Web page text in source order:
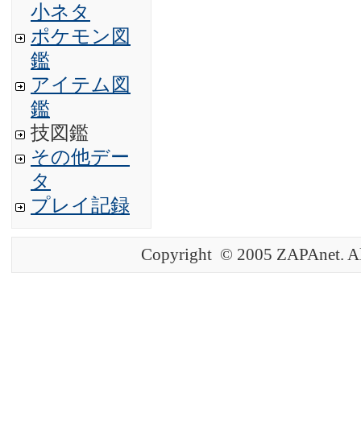
小ネタ
ポケモン図
鑑
アイテム図
鑑
技図鑑
その他デー
タ
プレイ記録
Copyright © 2005 ZAPAnet.